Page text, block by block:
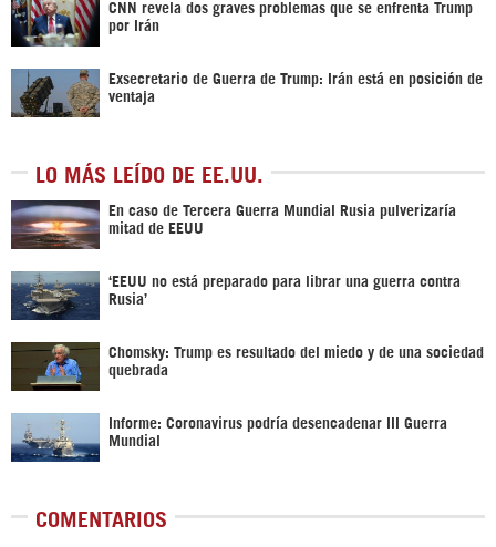
CNN revela dos graves problemas que se enfrenta Trump
por Irán
Exsecretario de Guerra de Trump: Irán está en posición de
ventaja
LO MÁS LEÍDO DE EE.UU.
En caso de Tercera Guerra Mundial Rusia pulverizaría
mitad de EEUU
‘EEUU no está preparado para librar una guerra contra
Rusia’
Chomsky: Trump es resultado del miedo y de una sociedad
quebrada
Informe: Coronavirus podría desencadenar III Guerra
Mundial
COMENTARIOS